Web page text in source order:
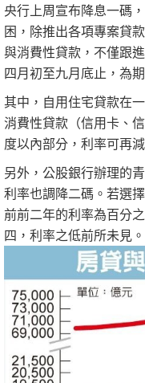
央行上周宣布降息一碼
困，除推出各項專案貸
與消費性貸款，不僅跟
四月初至九月底止，為
其中，自用住宅貸款在
消費性貸款（信用卡、
度以內部分，利率可再
另外，公股銀行辦理的
利率也調降二碼。若選
前前二年的利率為百分
四，利率之低前所未見。